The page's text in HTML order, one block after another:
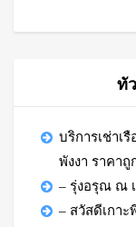
ทั
บริการเช่าเ
พังงา ราคาถู
– รุ่งอรุณ ณ เ
– สวัสดีเกา